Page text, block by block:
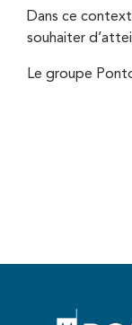
Dans ce
souhaiter
Le groupe